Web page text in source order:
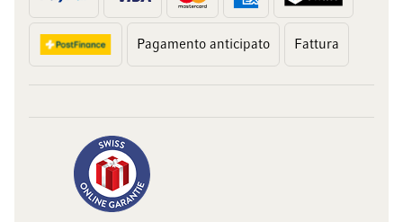
Pagamento anticipato Fattura